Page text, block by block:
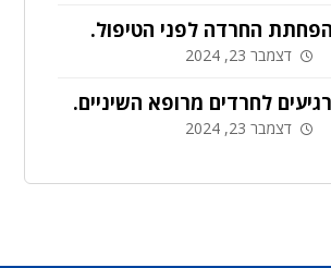
החרדה לפני הטיפול.
דצמבר 23, 2024
לחרדים מרופא השיניים.
דצמבר 23, 2024